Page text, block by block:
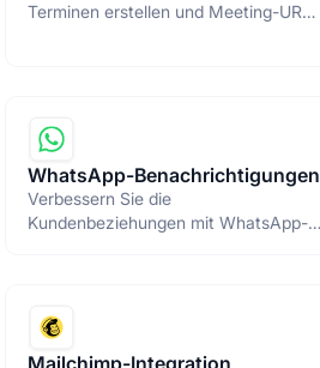
Terminen erstellen und Meeting-URLs
WhatsApp-Benachrichtigungen
Verbessern Sie die
Kundenbeziehungen mit WhatsApp-